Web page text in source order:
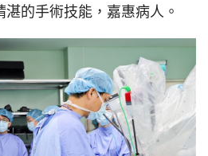
的手術技能，嘉惠病人。